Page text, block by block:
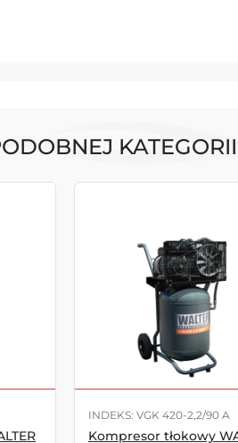
KATEGORII
INDEKS: VGK 420-2,2/90 A
Kompresor tłokowy